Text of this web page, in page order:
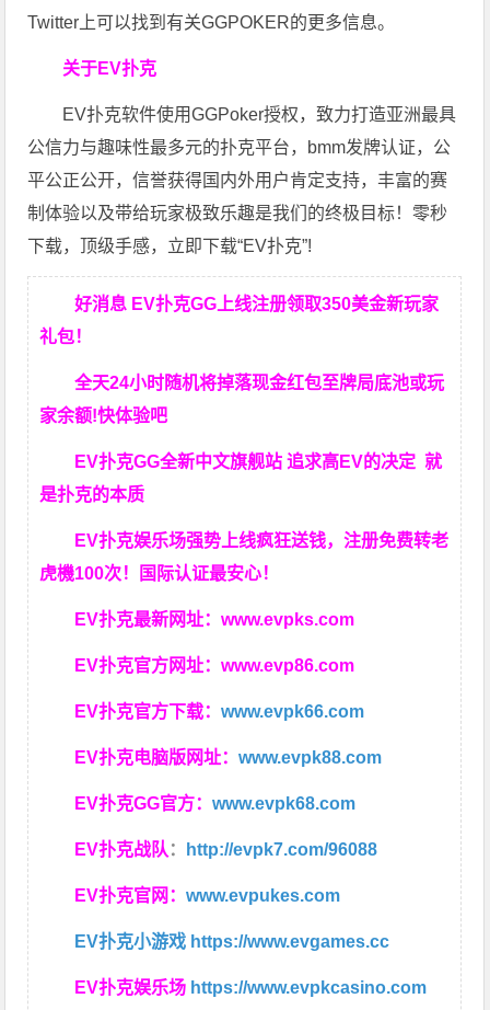
Twitter上可以找到有关GGPOKER的更多信息。
关于EV扑克
EV扑克软件使用GGPoker授权，致力打造亚洲最具
公信力与趣味性最多元的扑克平台，bmm发牌认证，公
平公正公开，信誉获得国内外用户肯定支持，丰富的赛
制体验以及带给玩家极致乐趣是我们的终极目标！零秒
下载，顶级手感，立即下载“EV扑克”!
好消息 EV扑克GG上线注册领取350美金新玩家
礼包！
全天24小时随机将掉落现金红包至牌局底池或玩
家余额!快体验吧
EV扑克GG全新中文旗舰站 追求高EV的决定就
是扑克的本质
EV扑克娱乐场强势上线疯狂送钱，注册免费转老
虎機100次！国际认证最安心！
EV扑克最新网址：www.evpks.com
EV扑克官方网址：www.evp86.com
EV扑克官方下载：www.evpk66.com
EV扑克电脑版网址：www.evpk88.com
EV扑克GG官方：www.evpk68.com
EV扑克战队 ： http://evpk7.com/96088
EV扑克官网：www.evpukes.com
EV扑克小游戏 https://www.evgames.cc
EV扑克娱乐场 https://www.evpkcasino.com